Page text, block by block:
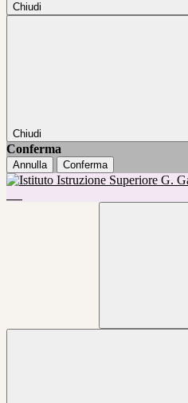
Chiudi
Chiudi
Conferma
Annulla Conferma